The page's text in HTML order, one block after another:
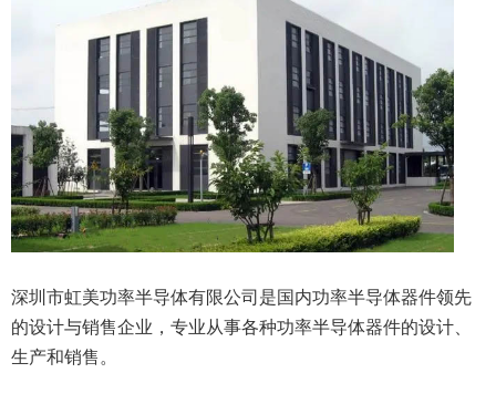
深圳市虹美功率半导体有限公司 是国内功率半导体器件领先
的设计与销售企业，专业从事各种功率半导体器件的设计、
生产和销售。